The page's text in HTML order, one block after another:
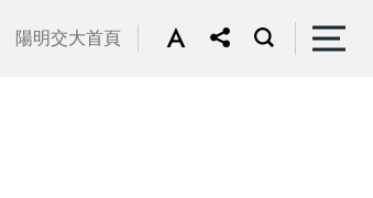
陽明交大首頁